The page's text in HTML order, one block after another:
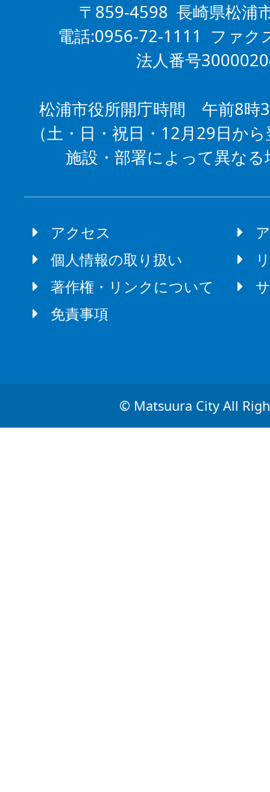
〒859-4598 長崎県松浦
電話:0956-72-1111 ファ
法人番号
松浦市役所開庁時間 午前8時
（土・日・祝日・12月29日か
施設・部署によって異な
アクセス
個人情報の取り扱い
著作権・リンクについて
免責事項
© Matsuura City All